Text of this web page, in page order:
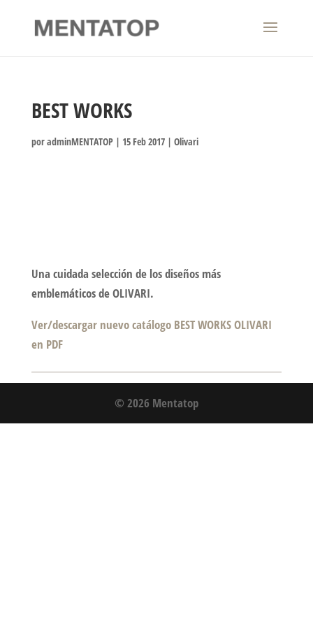
BEST WORKS
poradminMENTATOP| 15 Feb 2017| Olivari
Una cuidada selección de los diseños más
emblemáticos de OLIVARI.
Ver/descargar nuevo catálogo BEST WORKS OLIVARI
en PDF
© 2026 Mentatop